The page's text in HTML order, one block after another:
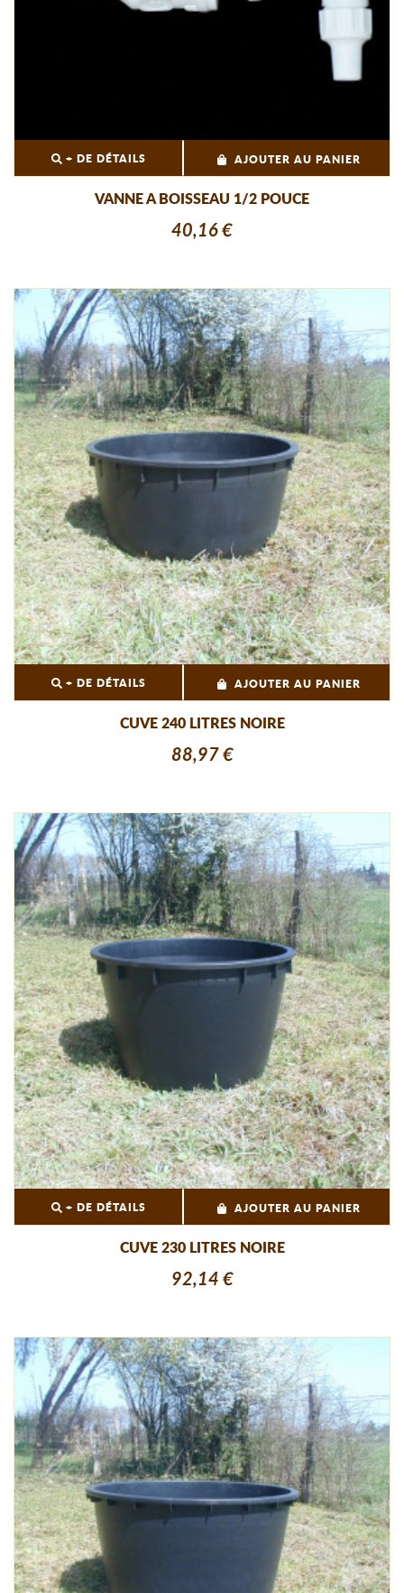
+ DE DÉTAILS AJOUTER AU PANIER
VANNE A BOISSEAU 1/2 POUCE
40,16 €
+ DE DÉTAILS AJOUTER AU PANIER
CUVE 240 LITRES NOIRE
88,97 €
+ DE DÉTAILS AJOUTER AU PANIER
CUVE 230 LITRES NOIRE
92,14 €